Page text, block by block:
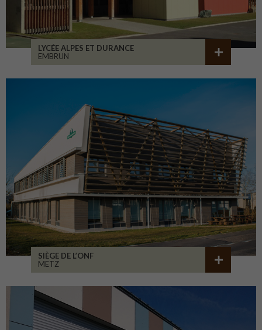
LYCÉE ALPES ET DURANCE
EMBRUN
SIÈGE DE L’ONF
METZ